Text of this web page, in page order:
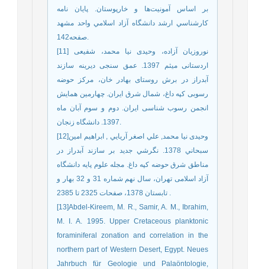
بر اساس آمونيت‌ها و خارپوستان. پايان نامه
كارشناسي ارشد دانشگاه آزاد اسلامي واحد مشهد
صفحه142.
[11] نوروزیان آزاده، وحیدی نیا محمد، شفیعی
اردستانی میثم 1397. عمق سنجی دیرینه سازند
آبدراز در برش روستای بهادر خان، مرکز حوضه
رسوبی کپه داغ، شمال شرق ایران. چهارمین همایش
انجمن رسوب شناسی ایران. دوم و سوم آبان ماه
1397. دانشگاه زنجان.
[12]وحيدی نيا محمد, علي اصغر آريايي , ابراهيم امين
سبحاني 1378. نگرشي جديد بر سازند آبدراز در
مناطق شرق حوضه کپه داغ. مجله علوم پايه دانشگاه
آزاد اسلامی تهران، سال نهم شماره 31 و 32 بهار و
تابستان 1378، صفحات 2325 تا 2385 .
[13]Abdel-Kireem, M. R., Samir, A. M., Ibrahim,
M. I. A. 1995. Upper Cretaceous planktonic
foraminiferal zonation and correlation in the
northern part of Western Desert, Egypt. Neues
Jahrbuch für Geologie und Palaöntologie,